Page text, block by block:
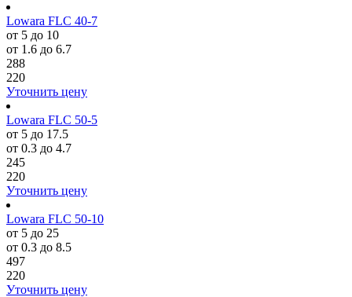
Lowara FLC 40-7
от 5 до 10
от 1.6 до 6.7
288
220
Уточнить цену
Lowara FLC 50-5
от 5 до 17.5
от 0.3 до 4.7
245
220
Уточнить цену
Lowara FLC 50-10
от 5 до 25
от 0.3 до 8.5
497
220
Уточнить цену